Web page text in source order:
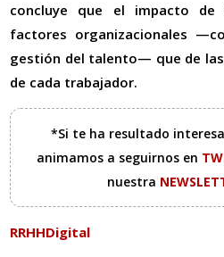
concluye que el impacto
factores organizacionales
gestión del talento— que de las
de cada trabajador.
*Si te ha resultado
animamos a seguirnos en
nuestra
RRHHDigital